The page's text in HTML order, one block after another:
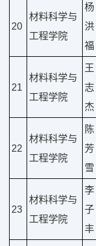
20
材料科学与
工程学院
杨
洪
福
21
材料科学与
工程学院
王
志
杰
22
材料科学与
工程学院
陈
芳
雪
23
材料科学与
工程学院
李
子
丰